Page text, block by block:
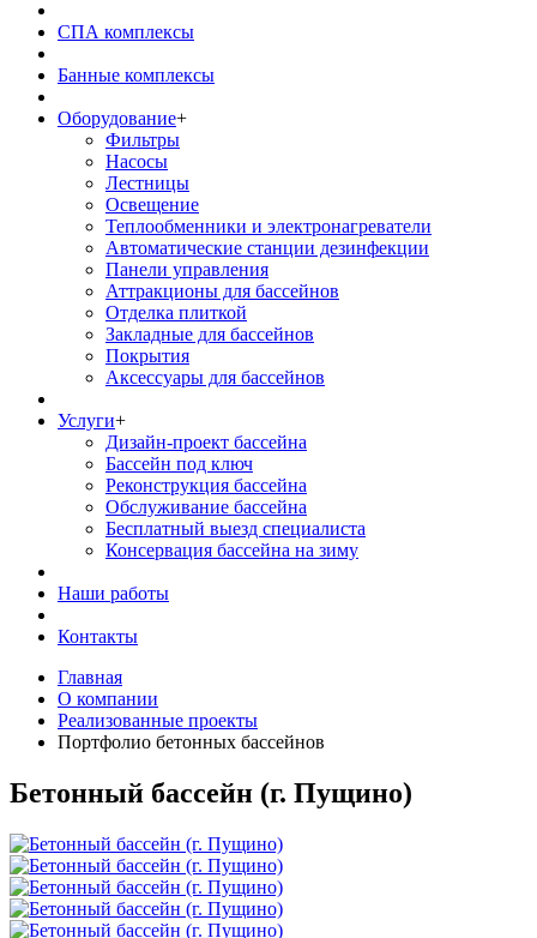
СПА комплексы
Банные комплексы
Оборудование+
Фильтры
Насосы
Лестницы
Освещение
Теплообменники и электронагреватели
Автоматические станции дезинфекции
Панели управления
Аттракционы для бассейнов
Отделка плиткой
Закладные для бассейнов
Покрытия
Аксессуары для бассейнов
Услуги+
Дизайн-проект бассейна
Бассейн под ключ
Реконструкция бассейна
Обслуживание бассейна
Бесплатный выезд специалиста
Консервация бассейна на зиму
Наши работы
Контакты
Главная
О компании
Реализованные проекты
Портфолио бетонных бассейнов
Бетонный бассейн (г. Пущино)